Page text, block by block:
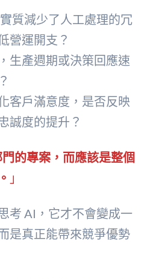
實質減少了人工處理的冗
營運開支？
生產週期或決策回應速
客戶滿意度，是否反映
誠度的提升？
的專案，而應該是整個
」
考 AI，它才不會變成一
是真正能帶來競爭優勢